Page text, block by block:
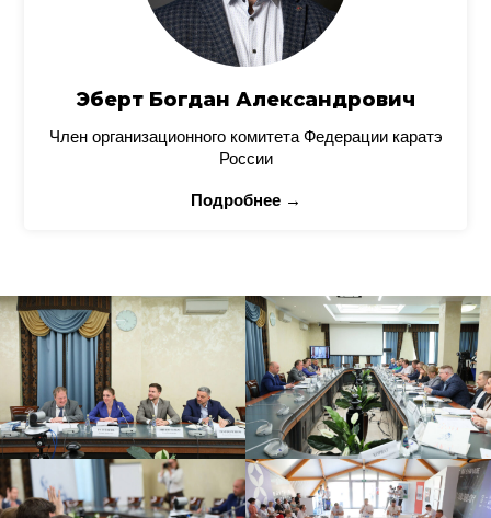
Эберт Богдан Александрович
Член организационного комитета Федерации каратэ
России
Подробнее →